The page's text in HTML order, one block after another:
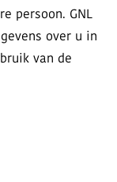
persoon. GNL
over u in
van de